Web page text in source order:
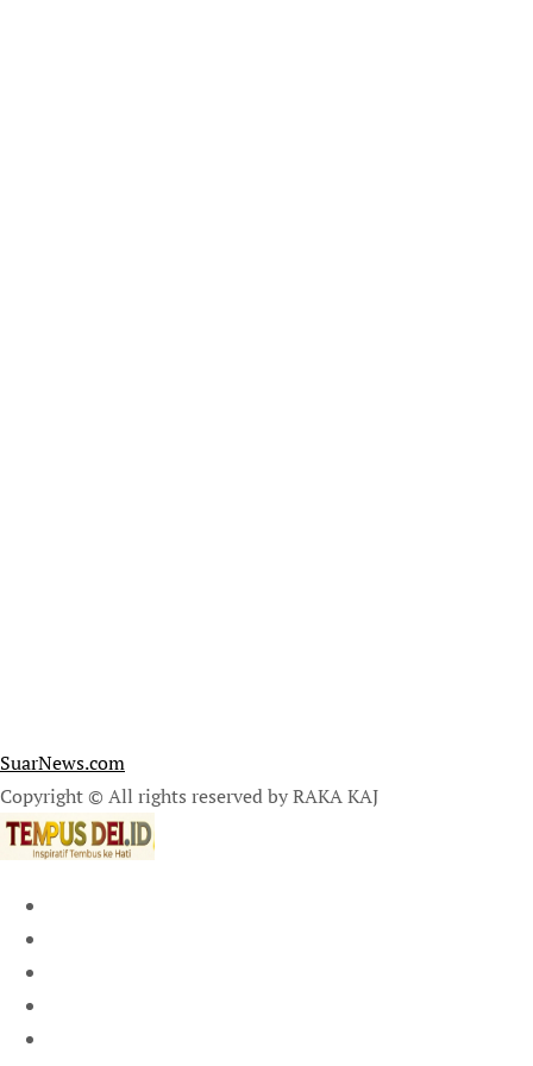
SuarNews.com
Copyright © All rights reserved by RAKA KAJ